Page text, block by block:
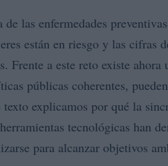
las enfermedades
están en riesgo y las cifras
Frente a este reto existe
públicas coherentes,
explicamos por qué la
tecnológicas han
para alcanzar objetivos